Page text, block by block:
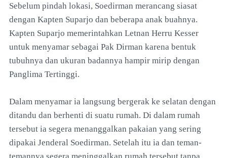
Sebelum pindah lokasi, Soedirman merancang siasat
dengan Kapten Suparjo dan beberapa anak buahnya.
Kapten Suparjo memerintahkan Letnan Herru Kesser
untuk menyamar sebagai Pak Dirman karena bentuk
tubuhnya dan ukuran badannya hampir mirip dengan
Panglima Tertinggi.
Dalam menyamar ia langsung bergerak ke selatan dengan
ditandu dan berhenti di suatu rumah. Di dalam rumah
tersebut ia segera menanggalkan pakaian yang sering
dipakai Jenderal Soedirman. Setelah itu ia dan teman-